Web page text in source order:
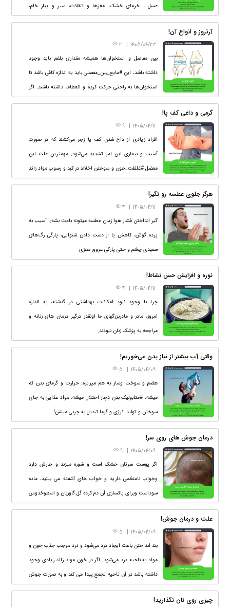
عسل ، خرمای خشک، مغزها و تنقلات، سیر و پیاز خام،
نوشیدنی داغهایی مثل: چای، قهوه، نسکافه
آرتروز و انواع آن!
1405/04/23
|
بین مفاصل و استخوان‌ها همیشه مقداری بلغم باید وجود
داشته باشد، این #مایع_بین_مفصلی باید به اندازه کافی باشد تا
استخوان‌ها به راحتی حرکت کرده و انعطاف داشته باشند. اگر
میزان این مایع کم باشد باعث خشکی بین مفاصل شده و هنگام
گرمی و داغی کف پا!
1405/04/11
|
افراد زیادی از داغ شدن کف پا زجر می‌کشند که در صورت
آسیب و بیماری این امر تشدید می‌شود. مهمترین علت این
معضل #غلظت_خون و سوختن اخلاط در کبد و رسوب مواد زائد
در عروق پا است که معمولاً همراه با ضعف و احساس سوزن
سوزن شدن کف پا خود را نشان میدهد و ممکن است ایجاد
عدم تعادل کند.
هرگز جلوی عطسه رو نگیر!
1405/04/11
|
گیر انداختن فشار هوا زمان عطسه میتونه باعث بشه:، آسیب به
پرده گوش، کاهش یا از دست دادن شنوایی، پارگی رگ‌های
سفیدی چشم و حتی پارگی عروق مغزی
برای کنترل عطسه، سعی کن با دستمال جلوی دهان و بینی رو
بگیری، اما فشار هوا رو آزاد بذار!نوره و افزایش حس نشاط!
1405/04/11
|
چرا با وجود نبود امکانات بهداشتی در گذشته، به اندازه
امروز، مادر و مادربزرگهای ما اونقدر درگیر درمان های زنانه و
مراجعه به پزشک زنان نبودند.
یکی از دلایلش، استفاده از محصولی بوده که قارچ ها و عفونت
های زنانه رو از بین می برده و سموم بدن رو بیرون می کشیده.وقتی آب بیشتر از نیاز بدن می‌خوریم!
1405/04/09
|
هضم و سوخت وساز به هم میریزه، حرارت و گرمای بدن کم
میشه، #متابولیک بدن دچار اختلال میشه، مواد غذایی به جای
سوختن و تولید انرژی و گرما تبدیل به چربی میشن!
نتیجه؟
چربی میره تو شکم و پهلو و کم‌کم اطراف احشاء و سراسر بدن،
جا خوش میکنه .
درمان جوش های روی سر!
1405/04/09
|
اگر پوست سرتان خشک است و شوره میزند و خارش دارد
وخواب نامنظمی دارید و خواب های آشفته می بینید، ماده
سوداست وبرای پاکسازی آن دم کرده گل گاوزبان و اسطوخدوس
و افتیمون میل کنید.
علت و درمان جوش!
1405/04/09
|
بند انداختن باعث ایجاد درد می‌شود و درد موجب جذب خون و
مواد به ناحیه درد می‌شود. اگر در خون مواد زائد زیادی وجود
داشته باشد در آن ناحیه تجمع پیدا می کند و به صورت جوش
خود را نشان می دهد.
چیزی روی نان نگذارید!